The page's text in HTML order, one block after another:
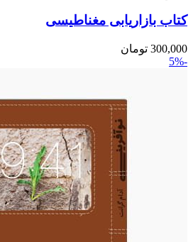
کتاب بازاریابی مغناطیسی
300,000 تومان
-5%